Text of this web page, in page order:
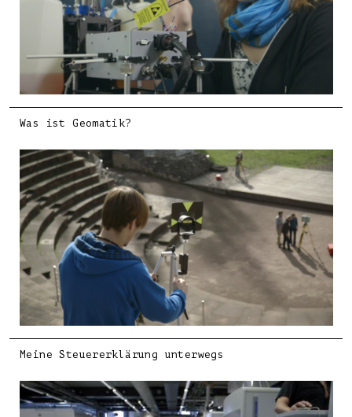
Was ist Geomatik?
Meine Steuererklärung unterwegs